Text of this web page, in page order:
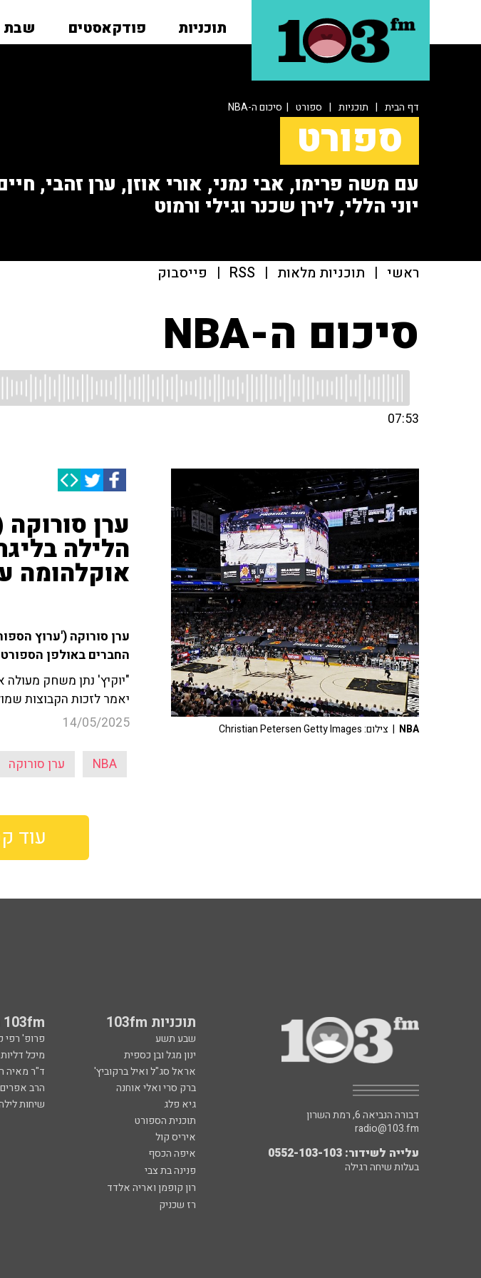
תוכניות פודקאסטים שבת
דף הבית | תוכניות | ספורט | סיכום ה-NBA
ספורט
עם משה פרימו, אבי נמני, אורי אוזן, ערן זהבי,
יוני הללי, לירן שכנר וגילי ורמוט
ראשי | תוכניות מלאות |
RSS
| פייסבוק
סיכום ה-NBA
07:53
ערן
הלילה
אוקלהומה עלתה ל-
ערן סורוקה ('ערוץ
החברים באולפן
"יוקיץ' נתן משחק
יאמר לזכות הקבוצות
14/05/2025
NBA ערן סורוקה
NBA | צילום: Christian Petersen Getty Images
עוד
תוכניות 103fm 103fm מייעצים
שבע תשע פרופ' רפי
ינון מגל ובן כספית
מיכל דליות
אראל סג"ל ואיל ברקוביץ'
ד"ר מאיה
ברק סרי ואלי אוחנה
הרב אפרים
גיא פלג
שיחות
תוכנית הספורט
איריס קול
איפה הכסף
פנינה בת צבי
רון קופמן ואריה אלדד
רז שכניק
דבורה הנביאה 6, רמת השרון
radio@103.fm
עלייה לשידור: 0552-103-103
בעלות שיחה רגילה